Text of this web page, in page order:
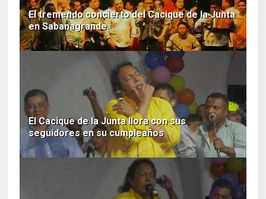
El tremendo concierto del Cacique de la Junta
en Sabanagrande
El Cacique de la Junta llora con sus
seguidores en su cumpleaños